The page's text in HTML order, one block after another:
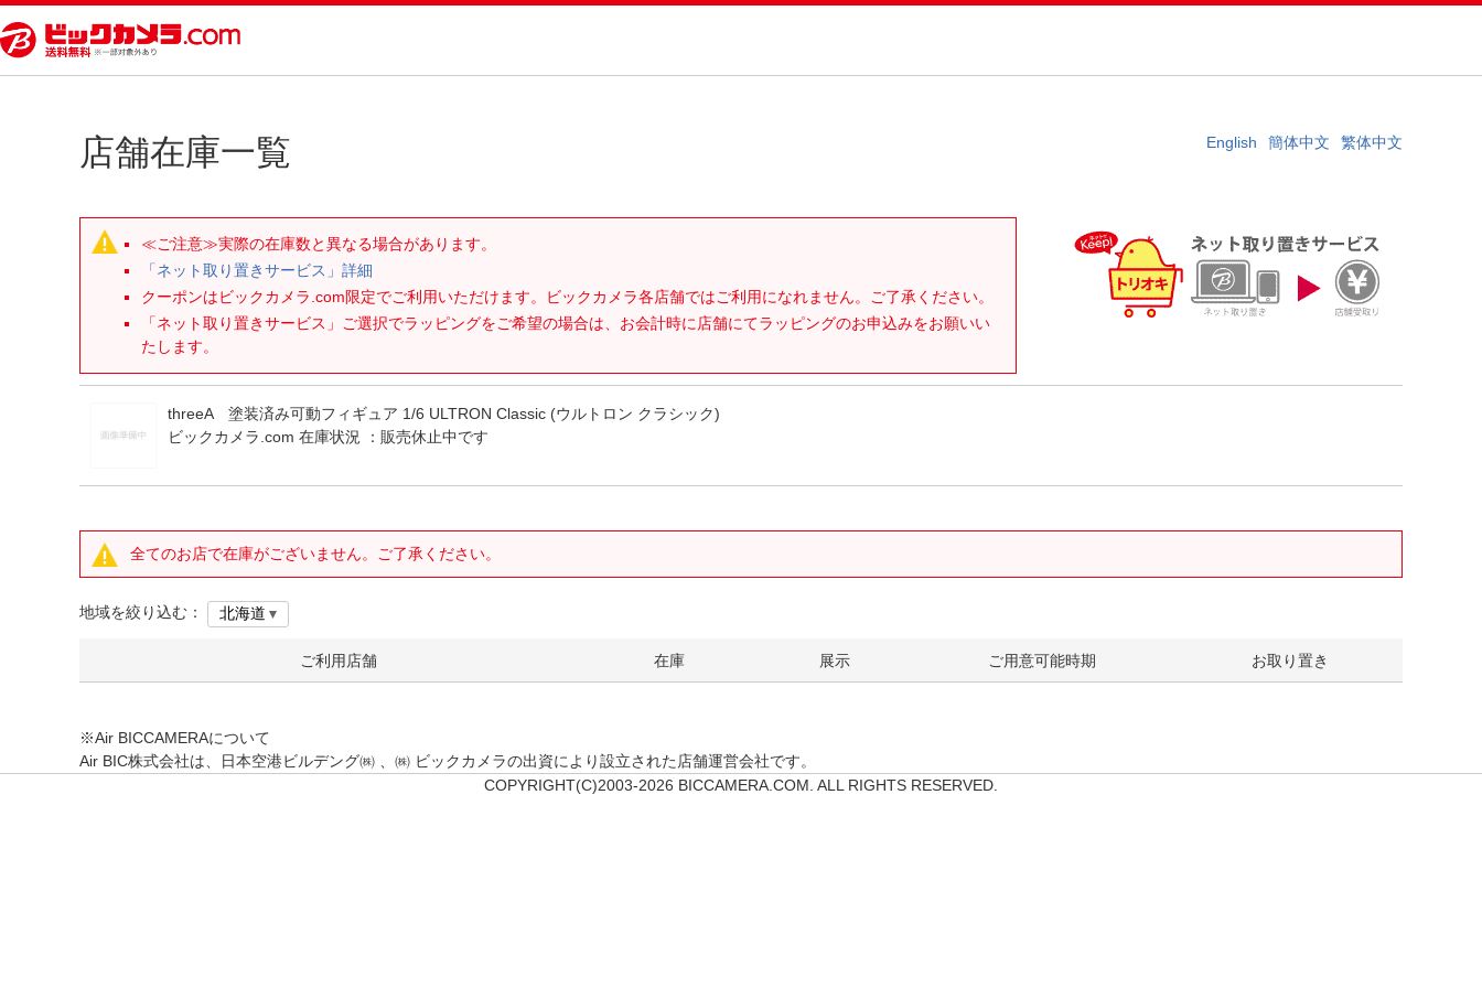
店舗在庫一覧 English 簡体中文 繁体中文
≪ご注意≫実際の在庫数と異なる場合があります。
「ネット取り置きサービス」詳細
クーポンはビックカメラ.com限定でご利用いただけます。ビックカメラ各店舗ではご利用になれません。ご了承ください。
「ネット取り置きサービス」ご選択でラッピングをご希望の場合は、お会計時に店舗にてラッピングのお申込みをお願いい
たします。
threeA 塗装済み可動フィギュア 1/6 ULTRON Classic (ウルトロン クラシック)
ビックカメラ.com 在庫状況 ： 販売休止中です
全てのお店で在庫がございません。ご了承ください。
地域を絞り込む：
ご利用店舗 在庫 展示 ご用意可能時期 お取り置き
※Air BICCAMERAについて
Air BIC株式会社は、日本空港ビルデング㈱ 、㈱ ビックカメラの出資により設立された店舗運営会社です。
COPYRIGHT(C)2003-2026 BICCAMERA.COM. ALL RIGHTS RESERVED.